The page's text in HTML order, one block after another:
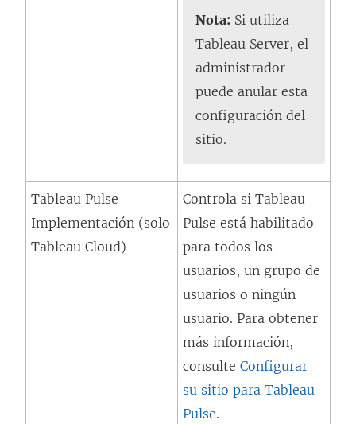
n
l
a
c
e
a
b
r
e
n
u
n
a
v
Nota: Si utiliza
Tableau Server, el
administrador
puede anular esta
configuración del
sitio.
Tableau Pulse -
Implementación (solo
Tableau Cloud)
Controla si Tableau
Pulse está habilitado
para todos los
usuarios, un grupo de
usuarios o ningún
usuario. Para obtener
más información,
consulte Configurar
su sitio para Tableau
Pulse.